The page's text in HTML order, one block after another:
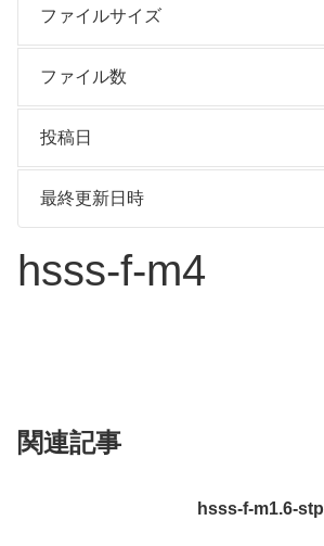
ファイルサイズ
ファイル数
投稿日
最終更新日時
hsss-f-m4
関連記事
hsss-f-m1.6-stp